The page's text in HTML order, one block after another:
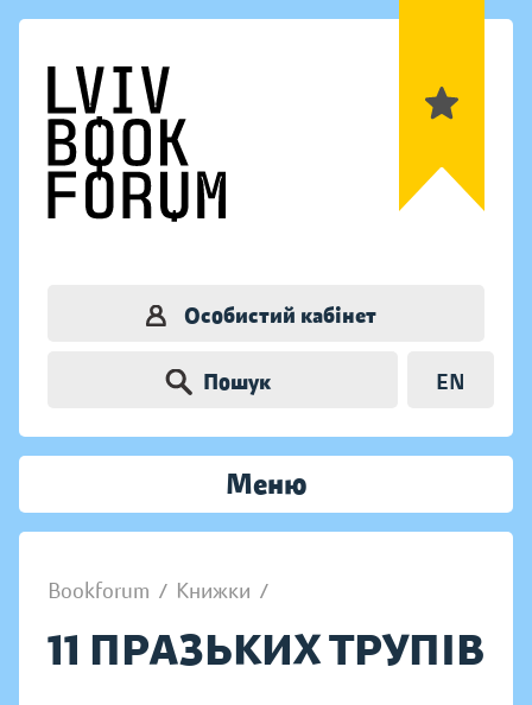
Особистий кабінет
Пошук EN
Меню
Bookforum / Книжки /
11 ПРАЗЬКИХ ТРУПІВ